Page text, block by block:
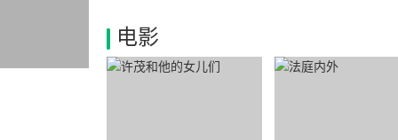
电影